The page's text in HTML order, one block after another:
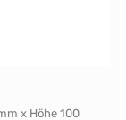
x Höhe 100